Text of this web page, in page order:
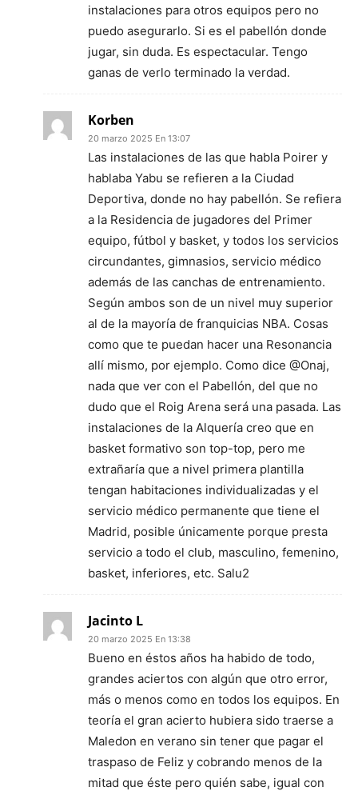
instalaciones para otros equipos pero no
puedo asegurarlo. Si es el pabellón donde
jugar, sin duda. Es espectacular. Tengo
ganas de verlo terminado la verdad.
Korben
20 marzo 2025 En 13:07
Las instalaciones de las que habla Poirer y
hablaba Yabu se refieren a la Ciudad
Deportiva, donde no hay pabellón. Se refiera
a la Residencia de jugadores del Primer
equipo, fútbol y basket, y todos los servicios
circundantes, gimnasios, servicio médico
además de las canchas de entrenamiento.
Según ambos son de un nivel muy superior
al de la mayoría de franquicias NBA. Cosas
como que te puedan hacer una Resonancia
allí mismo, por ejemplo. Como dice @Onaj,
nada que ver con el Pabellón, del que no
dudo que el Roig Arena será una pasada. Las
instalaciones de la Alquería creo que en
basket formativo son top-top, pero me
extrañaría que a nivel primera plantilla
tengan habitaciones individualizadas y el
servicio médico permanente que tiene el
Madrid, posible únicamente porque presta
servicio a todo el club, masculino, femenino,
basket, inferiores, etc. Salu2
Jacinto L
20 marzo 2025 En 13:38
Bueno en éstos años ha habido de todo,
grandes aciertos con algún que otro error,
más o menos como en todos los equipos. En
teoría el gran acierto hubiera sido traerse a
Maledon en verano sin tener que pagar el
traspaso de Feliz y cobrando menos de la
mitad que éste pero quién sabe, igual con